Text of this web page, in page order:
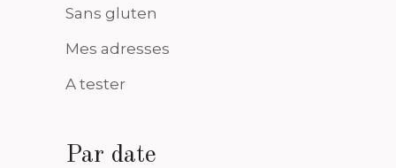
Sans gluten
Mes adresses
A tester
Par date